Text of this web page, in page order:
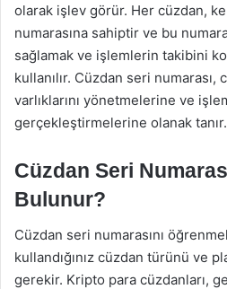
olarak işlev görür. Her cüzdan,
numarasına sahiptir ve bu
sağlamak ve işlemlerin takibini
kullanılır. Cüzdan seri
varlıklarını yönetmelerine ve
gerçekleştirmelerine olanak tanır.
Cüzdan Seri
Bulunur?
Cüzdan seri numarasını
kullandığınız cüzdan türünü ve
gerekir. Kripto para cüzdanları,